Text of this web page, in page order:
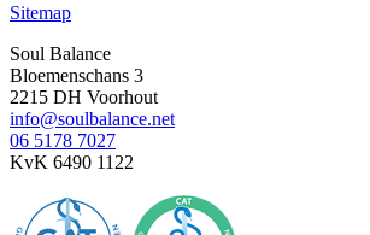
Sitemap
Soul Balance
Bloemenschans 3
2215 DH Voorhout
info@soulbalance.net
06 5178 7027
KvK 6490 1122